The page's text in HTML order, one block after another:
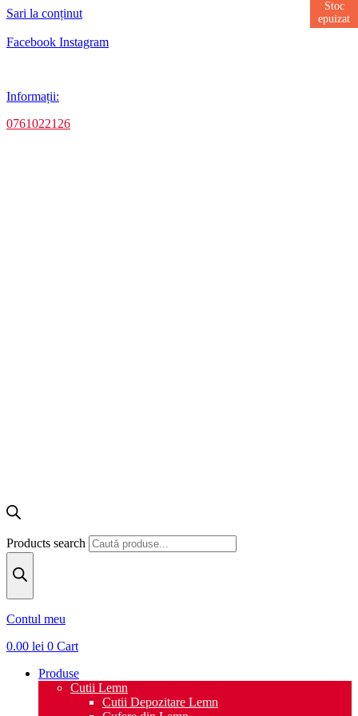
Sari la conținut
Facebook Instagram
Informații:
0761022126
Products search
Contul meu
0.00 lei 0 Cart
Produse
Cutii Lemn
Cutii Depozitare Lemn
Stoc
epuizat